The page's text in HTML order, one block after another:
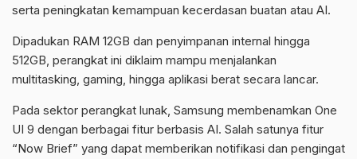
serta peningkatan kemampuan kecerdasan buatan atau AI.
Dipadukan RAM 12GB dan penyimpanan internal hingga
512GB, perangkat ini diklaim mampu menjalankan
multitasking, gaming, hingga aplikasi berat secara lancar.
Pada sektor perangkat lunak, Samsung membenamkan One
UI 9 dengan berbagai fitur berbasis AI. Salah satunya fitur
“Now Brief” yang dapat memberikan notifikasi dan pengingat